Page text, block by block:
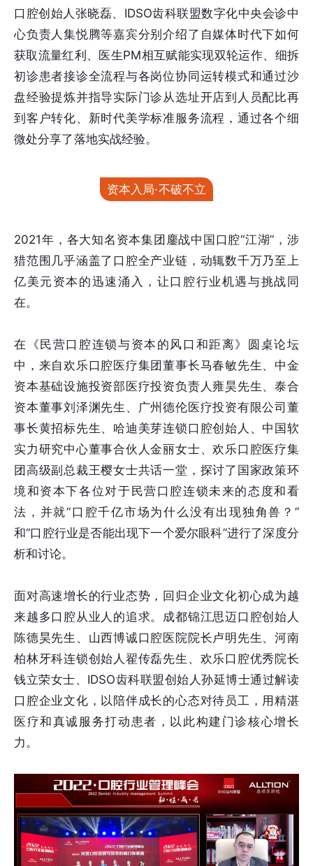
口腔创始人张晓磊、IDSO齿科联盟数字化中央会诊中
心负责人集悦腾等嘉宾分别介绍了自媒体时代下如何
获取流量红利、医生PM相互赋能实现双轮运作、细拆
初诊患者接诊全流程与各岗位协同运转模式和通过沙
盘经验提炼并指导实际门诊从选址开店到人员配比再
到客户转化、新时代美学标准服务流程，通过各个细
微处分享了落地实战经验。
资本入局·不破不立
2021年，各大知名资本集团鏖战中国口腔“江湖”，涉
猎范围几乎涵盖了口腔全产业链，动辄数千万乃至上
亿美元资本的迅速涌入，让口腔行业机遇与挑战同
在。
在《民营口腔连锁与资本的风口和距离》圆桌论坛
中，来自欢乐口腔医疗集团董事长马春敏先生、中金
资本基础设施投资部医疗投资负责人雍昊先生、泰合
资本董事刘泽渊先生、广州德伦医疗投资有限公司董
事长黄招标先生、哈迪美芽连锁口腔创始人、中国软
实力研究中心董事合伙人金丽女士、欢乐口腔医疗集
团高级副总裁王樱女士共话一堂，探讨了国家政策环
境和资本下各位对于民营口腔连锁未来的态度和看
法，并就“口腔千亿市场为什么没有出现独角兽？”
和“口腔行业是否能出现下一个爱尔眼科”进行了深度分
析和讨论。
面对高速增长的行业态势，回归企业文化初心成为越
来越多口腔从业人的追求。成都锦江思迈口腔创始人
陈德昊先生、山西博诚口腔医院院长卢明先生、河南
柏林牙科连锁创始人翟传磊先生、欢乐口腔优秀院长
钱立荣女士、IDSO齿科联盟创始人孙延博士通过解读
口腔企业文化，以陪伴成长的心态对待员工，用精湛
医疗和真诚服务打动患者，以此构建门诊核心增长
力。